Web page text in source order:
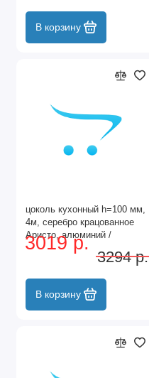
В корзину
цоколь кухонный h=100 мм,
4м, серебро крацованное
Аристо, алюминий /
GA0842.VP410.SLХAN.CJ
3019 р.
3294 р.
В корзину